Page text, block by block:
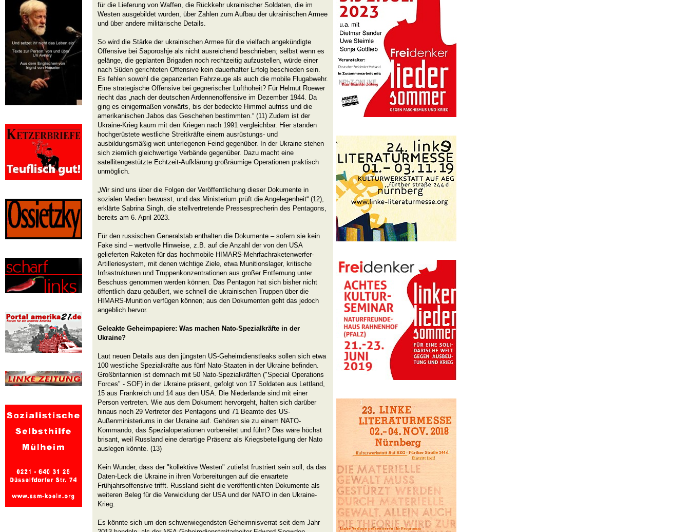
für die Lieferung von Waffen, die Rückkehr ukrainischer Soldaten, die im
Westen ausgebildet wurden, über Zahlen zum Aufbau der ukrainischen Armee
und über andere militärische Details.
So wird die Stärke der ukrainischen Armee für die vielfach angekündigte
Offensive bei Saporoshje als nicht ausreichend beschrieben; selbst wenn es
gelänge, die geplanten Brigaden noch rechtzeitig aufzustellen, würde einer
nach Süden gerichteten Offensive kein dauerhafter Erfolg beschieden sein.
Es fehlen sowohl die gepanzerten Fahrzeuge als auch die mobile Flugabwehr.
Eine strategische Offensive bei gegnerischer Lufthoheit? Für Helmut Roewer
riecht das „nach der deutschen Ardennenoffensive im Dezember 1944. Da
ging es einigermaßen vorwärts, bis der bedeckte Himmel aufriss und die
amerikanischen Jabos das Geschehen bestimmten.“ (11) Zudem ist der
Ukraine-Krieg kaum mit den Kriegen nach 1991 vergleichbar. Hier standen
hochgerüstete westliche Streitkräfte einem ausrüstungs- und
ausbildungsmäßig weit unterlegenen Feind gegenüber. In der Ukraine stehen
sich ziemlich gleichwertige Verbände gegenüber. Dazu macht eine
satellitengestützte Echtzeit-Aufklärung großräumige Operationen praktisch
unmöglich.
„Wir sind uns über die Folgen der Veröffentlichung dieser Dokumente in
sozialen Medien bewusst, und das Ministerium prüft die Angelegenheit“ (12),
erklärte Sabrina Singh, die stellvertretende Pressesprecherin des Pentagons,
bereits am 6. April 2023.
Für den russischen Generalstab enthalten die Dokumente – sofern sie kein
Fake sind – wertvolle Hinweise, z.B. auf die Anzahl der von den USA
gelieferten Raketen für das hochmobile HIMARS-Mehrfachraketenwerfer-
Artilleriesystem, mit denen wichtige Ziele, etwa Munitionslager, kritische
Infrastrukturen und Truppenkonzentrationen aus großer Entfernung unter
Beschuss genommen werden können. Das Pentagon hat sich bisher nicht
öffentlich dazu geäußert, wie schnell die ukrainischen Truppen über die
HIMARS-Munition verfügen können; aus den Dokumenten geht das jedoch
angeblich hervor.
Geleakte Geheimpapiere: Was machen Nato-Spezialkräfte in der
Ukraine?
Laut neuen Details aus den jüngsten US-Geheimdienstleaks sollen sich etwa
100 westliche Spezialkräfte aus fünf Nato-Staaten in der Ukraine befinden.
Großbritannien ist demnach mit 50 Nato-Spezialkräften ("Special Operations
Forces" - SOF) in der Ukraine präsent, gefolgt von 17 Soldaten aus Lettland,
15 aus Frankreich und 14 aus den USA. Die Niederlande sind mit einer
Person vertreten. Wie aus dem Dokument hervorgeht, halten sich darüber
hinaus noch 29 Vertreter des Pentagons und 71 Beamte des US-
Außenministeriums in der Ukraine auf. Gehören sie zu einem NATO-
Kommando, das Spezialoperationen vorbereitet und führt? Das wäre höchst
brisant, weil Russland eine derartige Präsenz als Kriegsbeteiligung der Nato
auslegen könnte. (13)
Kein Wunder, dass der "kollektive Westen" zutiefst frustriert sein soll, da das
Daten-Leck die Ukraine in ihren Vorbereitungen auf die erwartete
Frühjahrsoffensive trifft. Russland sieht die veröffentlichten Dokumente als
weiteren Beleg für die Verwicklung der USA und der NATO in den Ukraine-
Krieg.
Es könnte sich um den schwerwiegendsten Geheimnisverrat seit dem Jahr